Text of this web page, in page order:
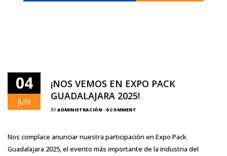
04
JUN
¡NOS VEMOS EN EXPO PACK
GUADALAJARA 2025!
BYADMINISTRACIÓN - 0 COMMENT
Nos complace anunciar nuestra participación en Expo Pack
Guadalajara 2025, el evento más importante de la industria del